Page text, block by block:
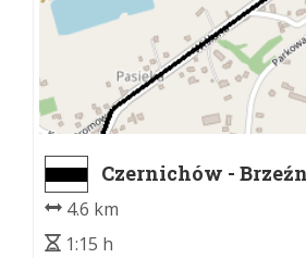
Czernichów -
4.6 km
1:15 h